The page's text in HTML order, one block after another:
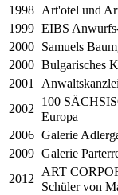
1998 Art'otel und
1999 EIBS
2000 Samuels
2000 Bulgarisches
2001
2002
100
Europa
2006 Galerie
2009 Galerie
2012
ART
Schüler von